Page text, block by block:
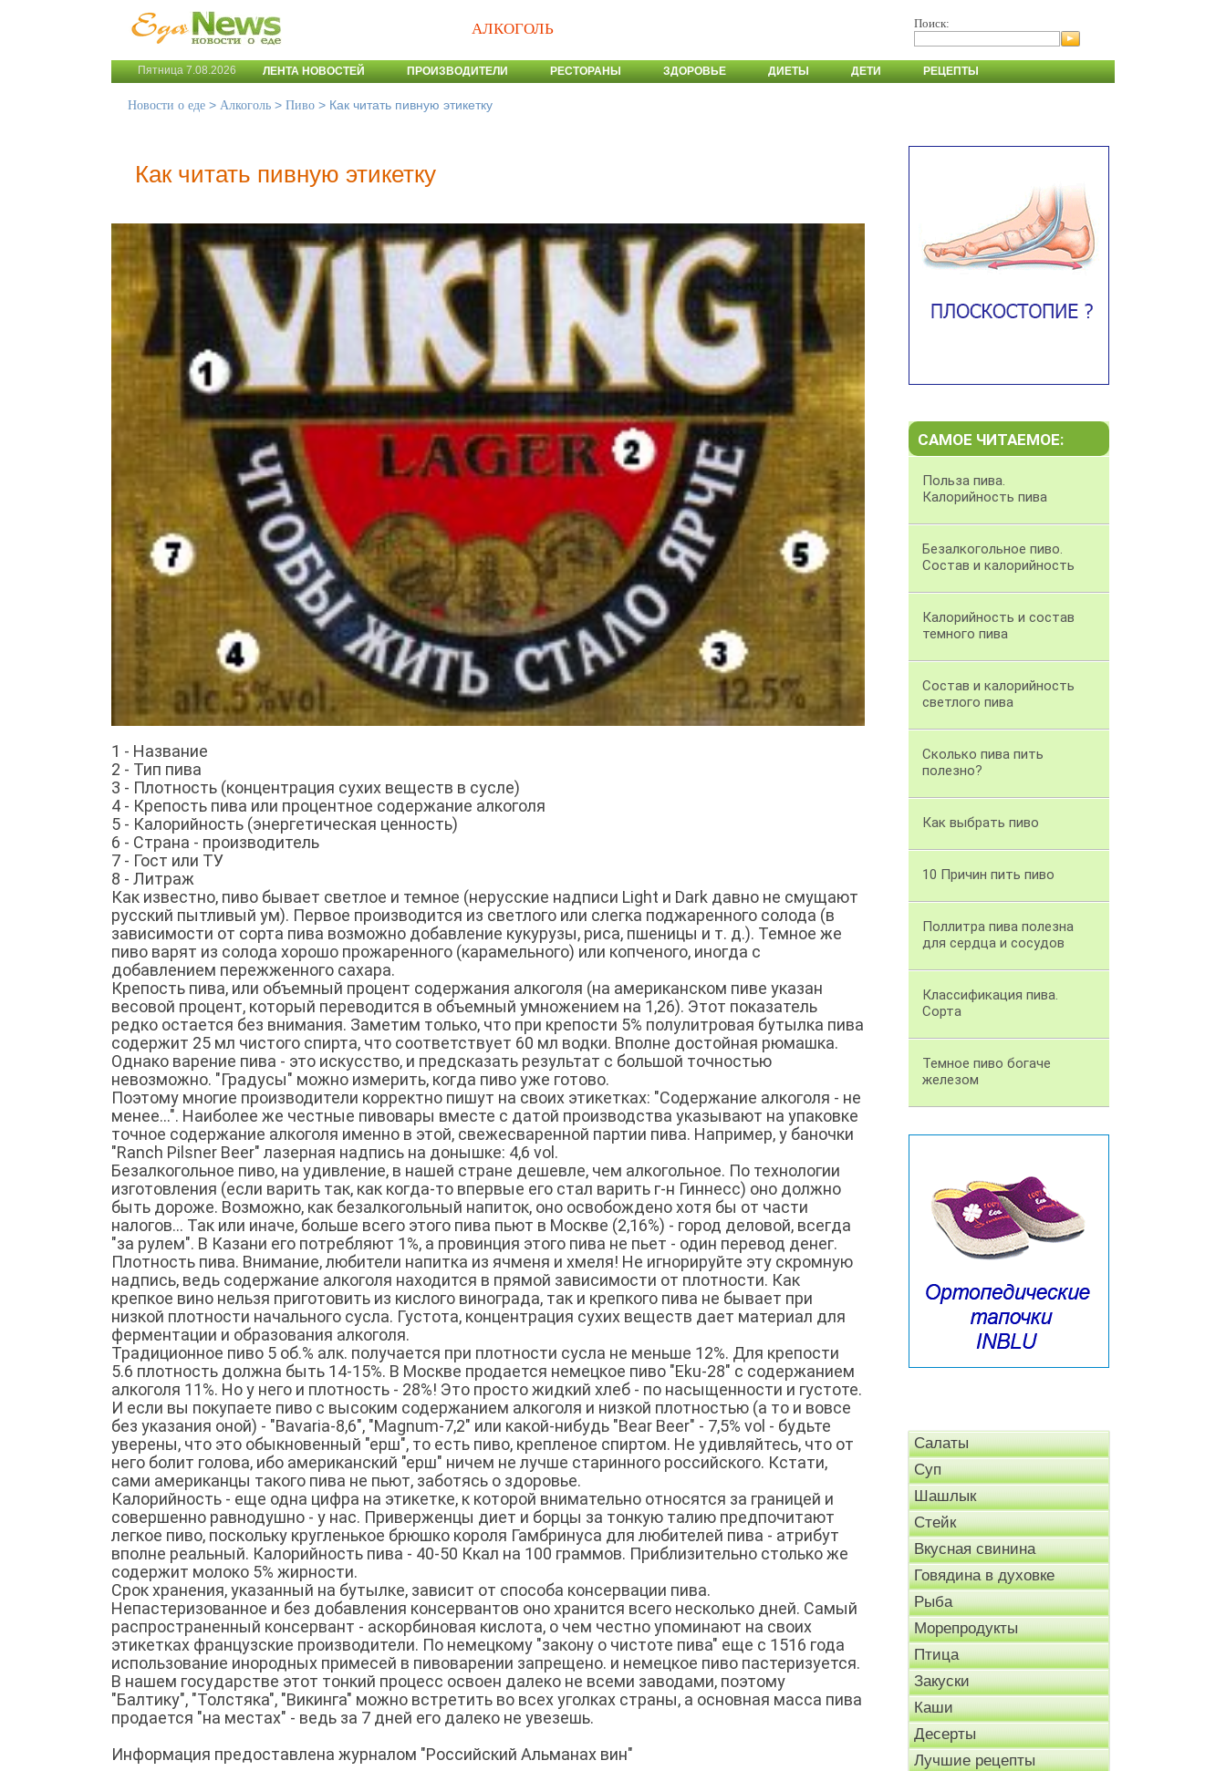
АЛКОГОЛЬ Поиск:
Пятница 7.08.2026 ЛЕНТА НОВОСТЕЙ ПРОИЗВОДИТЕЛИ РЕСТОРАНЫ ЗДОРОВЬЕ ДИЕТЫ ДЕТИ РЕЦЕПТЫ
Новости о еде > Алкоголь > Пиво > Как читать пивную этикетку
Как читать пивную этикетку
1 - Название
2 - Тип пива
3 - Плотность (концентрация сухих веществ в сусле)
4 - Крепость пива или процентное содержание алкоголя
5 - Калорийность (энергетическая ценность)
6 - Страна - производитель
7 - Гост или ТУ
8 - Литраж
Как известно, пиво бывает светлое и темное (нерусские надписи Light и Dark давно не смущают
русский пытливый ум). Первое производится из светлого или слегка поджаренного солода (в
зависимости от сорта пива возможно добавление кукурузы, риса, пшеницы и т. д.). Темное же
пиво варят из солода хорошо прожаренного (карамельного) или копченого, иногда с
добавлением пережженного сахара.
Крепость пива, или объемный процент содержания алкоголя (на американском пиве указан
весовой процент, который переводится в объемный умножением на 1,26). Этот показатель
редко остается без внимания. Заметим только, что при крепости 5% полулитровая бутылка пива
содержит 25 мл чистого спирта, что соответствует 60 мл водки. Вполне достойная рюмашка.
Однако варение пива - это искусство, и предсказать результат с большой точностью
невозможно. "Градусы" можно измерить, когда пиво уже готово.
Поэтому многие производители корректно пишут на своих этикетках: "Содержание алкоголя - не
менее...". Наиболее же честные пивовары вместе с датой производства указывают на упаковке
точное содержание алкоголя именно в этой, свежесваренной партии пива. Например, у баночки
"Ranch Pilsner Beer" лазерная надпись на донышке: 4,6 vol.
Безалкогольное пиво, на удивление, в нашей стране дешевле, чем алкогольное. По технологии
изготовления (если варить так, как когда-то впервые его стал варить г-н Гиннесс) оно должно
быть дороже. Возможно, как безалкогольный напиток, оно освобождено хотя бы от части
налогов... Так или иначе, больше всего этого пива пьют в Москве (2,16%) - город деловой, всегда
"за рулем". В Казани его потребляют 1%, а провинция этого пива не пьет - один перевод денег.
Плотность пива. Внимание, любители напитка из ячменя и хмеля! Не игнорируйте эту скромную
надпись, ведь содержание алкоголя находится в прямой зависимости от плотности. Как
крепкое вино нельзя приготовить из кислого винограда, так и крепкого пива не бывает при
низкой плотности начального сусла. Густота, концентрация сухих веществ дает материал для
ферментации и образования алкоголя.
Традиционное пиво 5 об.% алк. получается при плотности сусла не меньше 12%. Для крепости
5.6 плотность должна быть 14-15%. В Москве продается немецкое пиво "Eku-28" с содержанием
алкоголя 11%. Но у него и плотность - 28%! Это просто жидкий хлеб - по насыщенности и густоте.
И если вы покупаете пиво с высоким содержанием алкоголя и низкой плотностью (а то и вовсе
без указания оной) - "Bavaria-8,6", "Magnum-7,2" или какой-нибудь "Bear Beer" - 7,5% vol - будьте
уверены, что это обыкновенный "ерш", то есть пиво, крепленое спиртом. Не удивляйтесь, что от
него болит голова, ибо американский "ерш" ничем не лучше старинного российского. Кстати,
сами американцы такого пива не пьют, заботясь о здоровье.
Калорийность - еще одна цифра на этикетке, к которой внимательно относятся за границей и
совершенно равнодушно - у нас. Приверженцы диет и борцы за тонкую талию предпочитают
легкое пиво, поскольку кругленькое брюшко короля Гамбринуса для любителей пива - атрибут
вполне реальный. Калорийность пива - 40-50 Ккал на 100 граммов. Приблизительно столько же
содержит молоко 5% жирности.
Срок хранения, указанный на бутылке, зависит от способа консервации пива.
Непастеризованное и без добавления консервантов оно хранится всего несколько дней. Самый
распространенный консервант - аскорбиновая кислота, о чем честно упоминают на своих
этикетках французские производители. По немецкому "закону о чистоте пива" еще с 1516 года
использование инородных примесей в пивоварении запрещено. и немецкое пиво пастеризуется.
В нашем государстве этот тонкий процесс освоен далеко не всеми заводами, поэтому
"Балтику", "Толстяка", "Викинга" можно встретить во всех уголках страны, а основная масса пива
продается "на местах" - ведь за 7 дней его далеко не увезешь.
Информация предоставлена журналом "Российский Альманах вин"
САМОЕ ЧИТАЕМОЕ:
Польза пива.
Калорийность пива
Безалкогольное пиво.
Состав и калорийность
Калорийность и состав
темного пива
Состав и калорийность
светлого пива
Сколько пива пить
полезно?
Как выбрать пиво
10 Причин пить пиво
Поллитра пива полезна
для сердца и сосудов
Классификация пива.
Сорта
Темное пиво богаче
железом
Салаты
Суп
Шашлык
Стейк
Вкусная свинина
Говядина в духовке
Рыба
Морепродукты
Птица
Закуски
Каши
Десерты
Лучшие рецепты